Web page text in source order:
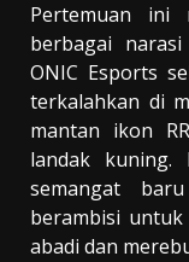
Pertemuan ini
berbagai
ONIC Esports
terkalahkan di
mantan ikon
landak kuning.
semangat
berambisi
abadi dan